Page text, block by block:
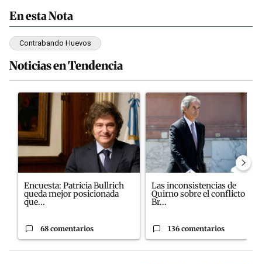
En esta Nota
Contrabando Huevos
Noticias en Tendencia
Este listado muestra los artículos con más comentarios en los
Un artículo de tendencia con el título "Encuesta: Patricia
Encuesta: Patricia Bullrich
queda mejor posicionada
que...
68 comentarios
Un artículo de tendencia con
Las inconsistencias de
Quirno sobre el conflicto con
Br...
136 comentarios